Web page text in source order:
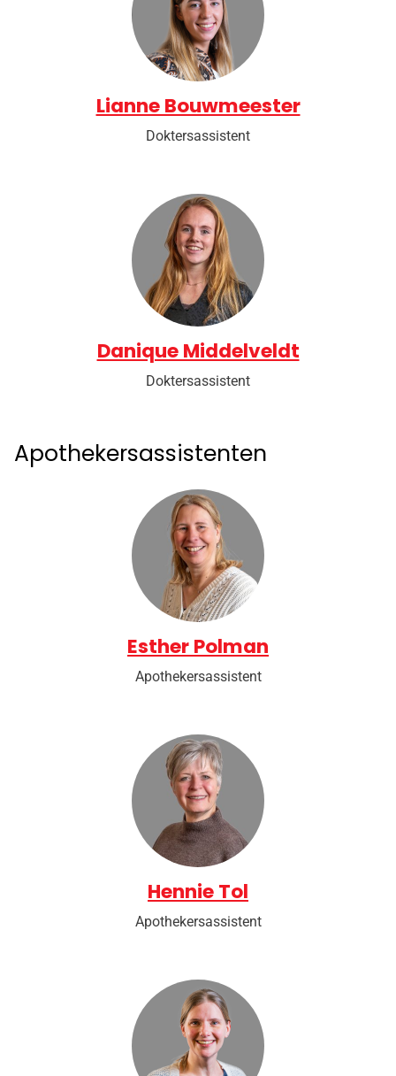
Lianne Bouwmeester
Doktersassistent
Danique Middelveldt
Doktersassistent
Apothekersassistenten
Esther Polman
Apothekersassistent
Hennie Tol
Apothekersassistent